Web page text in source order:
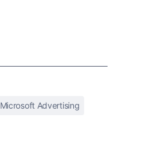
Microsoft Advertising